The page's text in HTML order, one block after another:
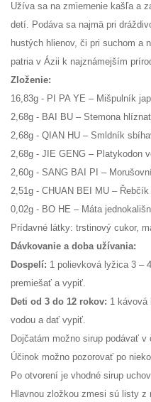
Užíva sa na zmiernenie kašľa a
detí. Podáva sa najmä pri
hustých hlienov, či pri suchom a
patria v Ázii k najznámejším
Zloženie:
16,83g - PI PA YE – Mišpulník
2,68g - BAI BU – Stemona
2,68g - QIAN HU – Smldník
2,68g - JIE GENG – Platykodon
2,60g - SANG BAI PI –
2,51g - CHUAN BEI MU –
0,02g - BO HE – Máta
Prídavné látky: trstinový cukor,
Dávkovanie a doba užívania:
Dospelí: 1 polievková lyžica 3 –
premiešať a vypiť.
Deti od 3 do 12 rokov: 1 kávová
vodou a dať vypiť.
Dojčatám možno sirup podávať v
Účinok možno pozorovať po
Po otvorení je vhodné sirup
Hlavnou zložkou zmesi sú listy z